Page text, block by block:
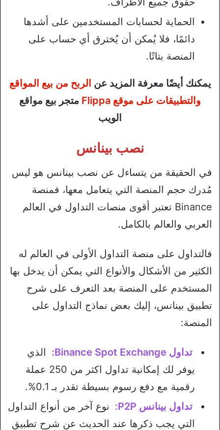
الحماية لحسابات المستخدمين على أشدها
دائمًا، فلا يُمكن أن يُخترق أي حساب على
المنصة بتاتًا.
يمكنك أيضًا معرفة المزيد عن الربح من بيع المواقع
والتطبيقات على موقع Flippa
متجر بيع مواقع
الويب
نصب بينانس
في الحقيقة من يتساءل عن نصب بينانس هو ليس
مُدرك حجم المنصة التي يتعامل معها، فمنصة
Binance تعتبر أقوى منصات التداول في العالم
العربي والعالم بالكامل.
فالتداول على منصة التداول الأولى في العالم له
الكثير من الأشكال والأنواع التي يمكن أن يدخل بها
المستخدم على المنصة بعد التعرف على شرح
تطبيق بينانس، إليك بعض نماذج التداول على
المنصة:
تداول Binance Spot Exchange:
الذي
يوفر لك إمكانية تداول اكثر من 250 عملة
رقمية مع دفع رسوم بسيطة تقدر بـ 0.1%.
تداول بينانس P2P:
نوع آخر من أنواع التداول
التي يجب ذكرها عند الحديث عن شرح تطبيق